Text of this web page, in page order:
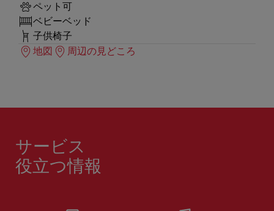
ペット可
ベビーベッド
子供椅子
地図
周辺の見どころ
サービス
役立つ情報